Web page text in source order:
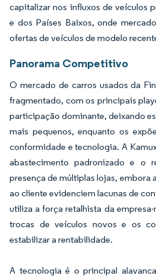
capitalizar nos influxos de veículos
e dos Países Baixos, onde
ofertas de veículos de modelo
Panorama Competitivo
O mercado de carros usados da
fragmentado, com os principais
participação dominante, deixando
mais pequenos, enquanto os
conformidade e tecnologia. A
abastecimento padronizado e o
presença de múltiplas lojas, embora
ao cliente evidenciem lacunas de
utiliza a força retalhista da
trocas de veículos novos e os
estabilizar a rentabilidade.
A tecnologia é o principal